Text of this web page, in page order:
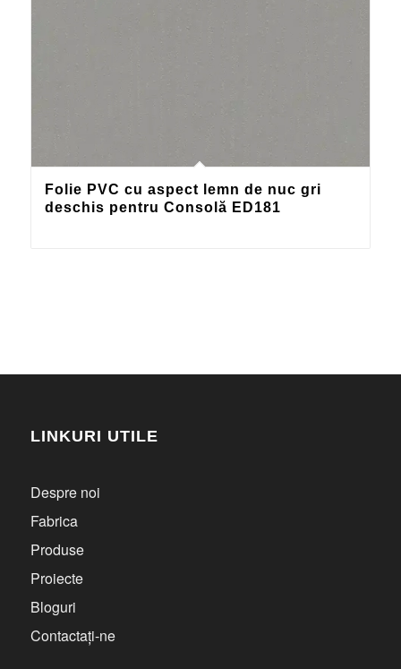
Folie PVC cu aspect lemn de nuc gri
deschis pentru Consolă ED181
LINKURI UTILE
Despre noi
Fabrica
Produse
Proiecte
Bloguri
Contactați-ne